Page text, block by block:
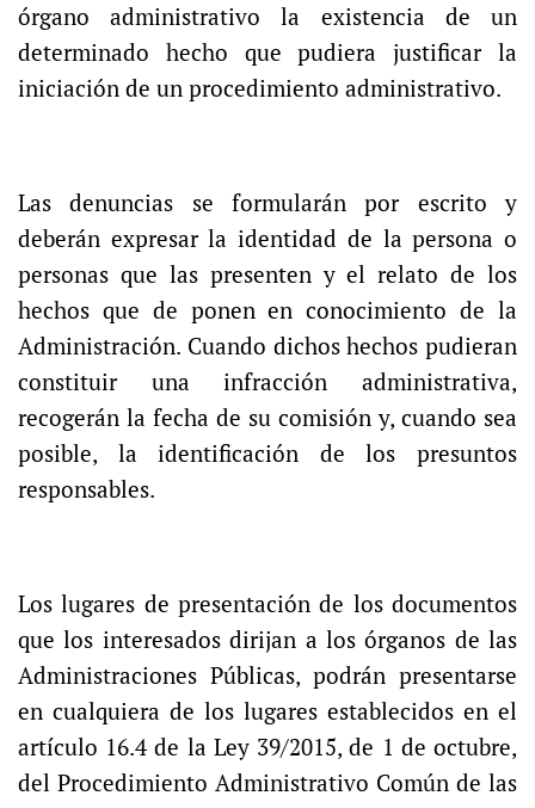
órgano administrativo la existencia de un
determinado hecho que pudiera justificar la
iniciación de un procedimiento administrativo.
Las denuncias se formularán por escrito y
deberán expresar la identidad de la persona o
personas que las presenten y el relato de los
hechos que de ponen en conocimiento de la
Administración. Cuando dichos hechos pudieran
constituir una infracción administrativa,
recogerán la fecha de su comisión y, cuando sea
posible, la identificación de los presuntos
responsables.
Los lugares de presentación de los documentos
que los interesados dirijan a los órganos de las
Administraciones Públicas, podrán presentarse
en cualquiera de los lugares establecidos en el
artículo 16.4 de la Ley 39/2015, de 1 de octubre,
del Procedimiento Administrativo Común de las